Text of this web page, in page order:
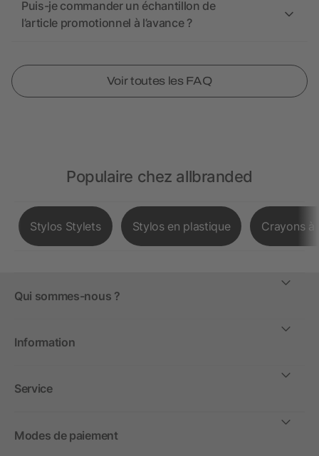
Puis-je commander un échantillon de
l’article promotionnel à l’avance ?
Voir toutes les FAQ
Populaire chez allbranded
Stylos Stylets Stylos en plastique Crayons à
Qui sommes-nous ?
Information
Service
Modes de paiement